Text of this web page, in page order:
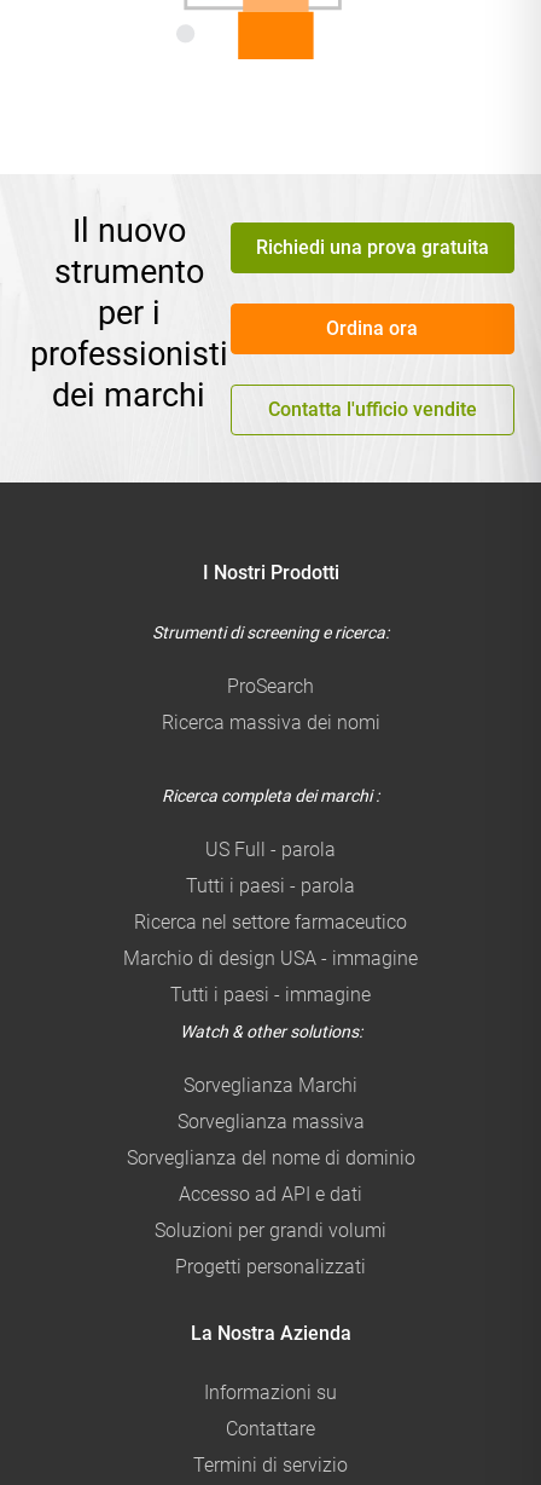
Il nuovo
strumento
per i
professionisti
dei marchi
Richiedi una prova gratuita
Ordina ora
Contatta l'ufficio vendite
I Nostri Prodotti
Strumenti di screening e ricerca:
ProSearch
Ricerca massiva dei nomi
Ricerca completa dei marchi :
US Full - parola
Tutti i paesi - parola
Ricerca nel settore farmaceutico
Marchio di design USA - immagine
Tutti i paesi - immagine
Watch & other solutions:
Sorveglianza Marchi
Sorveglianza massiva
Sorveglianza del nome di dominio
Accesso ad API e dati
Soluzioni per grandi volumi
Progetti personalizzati
La Nostra Azienda
Informazioni su
Contattare
Termini di servizio